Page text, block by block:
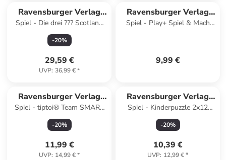
Ravensburger Verlag
GmbH
Spiel - Die drei ??? Scotland
Yard - Gesellschaftsspiel &
Brettspiel ab 8 J
-20%
29,59 €
UVP: 36,99 €*
Ravensburger Verlag
GmbH
Spiel - Play+ Spiel & Mach
9,99 €
Ravensburger Verlag
GmbH
Spiel - tiptoi® Team SMART
ermittelt: Diebstahl im Tier-
Express - ab 5 Jahr
-20%
11,99 €
UVP: 14,99 €*
Ravensburger Verlag
GmbH
Spiel - Kinderpuzzle 2x12
Teile - Bluey - Familienzeit
-20%
10,39 €
UVP: 12,99 €*